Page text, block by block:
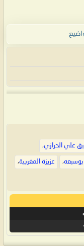
علي الحرازي،
، عزيزة المغربية،